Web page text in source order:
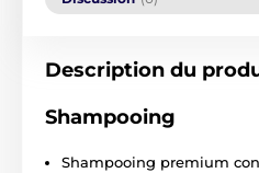
Description du
Shampooing
Shampooing premium